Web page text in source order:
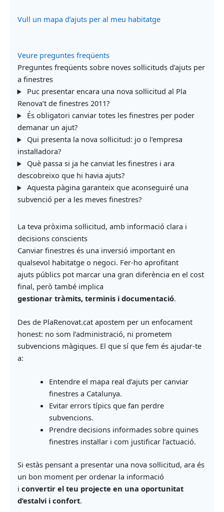
Vull un mapa d’ajuts per al meu habitatge
Veure preguntes freqüents
Preguntes freqüents sobre noves sol·licituds d’ajuts per
a finestres
Puc presentar encara una nova sol·licitud al Pla
Renova’t de finestres 2011?
És obligatori canviar totes les finestres per poder
demanar un ajut?
Qui presenta la nova sol·licitud: jo o l’empresa
instal·ladora?
Què passa si ja he canviat les finestres i ara
descobreixo que hi havia ajuts?
Aquesta pàgina garanteix que aconseguiré una
subvenció per a les meves finestres?
La teva pròxima sol·licitud, amb informació clara i
decisions conscients
Canviar finestres és una inversió important en
qualsevol habitatge o negoci. Fer-ho aprofitant
ajuts públics pot marcar una gran diferència en el cost
final, però també implica
gestionar tràmits, terminis i documentació.
Des de PlaRenovat.cat apostem per un enfocament
honest: no som l’administració, ni prometem
subvencions màgiques. El que sí que fem és ajudar-te
a:
Entendre el mapa real d’ajuts per canviar
finestres a Catalunya.
Evitar errors típics que fan perdre
subvencions.
Prendre decisions informades sobre quines
finestres instal·lar i com justificar l’actuació.
Si estàs pensant a presentar una nova sol·licitud, ara és
un bon moment per ordenar la informació
i convertir el teu projecte en una oportunitat
d’estalvi i confort.